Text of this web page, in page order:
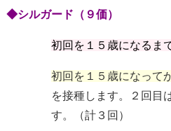
◆シルガード（９価）
初回を１５歳になるま
初回を１５歳になって
を接種します。２回目は初回
す。（計３回）